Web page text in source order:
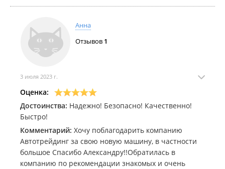
Анна
Отзывов 1
3 июля 2023 г.
Оценка:
Достоинства: Надежно! Безопасно! Качественно!
Быстро!
Комментарий: Хочу поблагодарить компанию
Автотрейдинг за свою новую машину, в частности
большое Спасибо Александру!!Обратилась в
компанию по рекомендации знакомых и очень